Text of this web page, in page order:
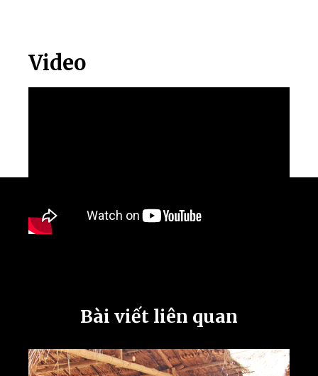
Video
Bài viết liên quan